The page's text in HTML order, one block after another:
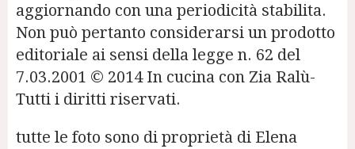
aggiornando con una periodicità stabilita.
Non può pertanto considerarsi un prodotto
editoriale ai sensi della legge n. 62 del
7.03.2001 © 2014 In cucina con Zia Ralù-
Tutti i diritti riservati.
tutte le foto sono di proprietà di Elena